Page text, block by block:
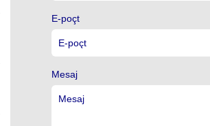
E-poçt
Mesaj